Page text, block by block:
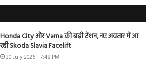
Honda City और Verna की बढ़ी टेंशन, नए अवतार में आ
रही Skoda Slavia Facelift
30 July 2026 - 7:48 PM